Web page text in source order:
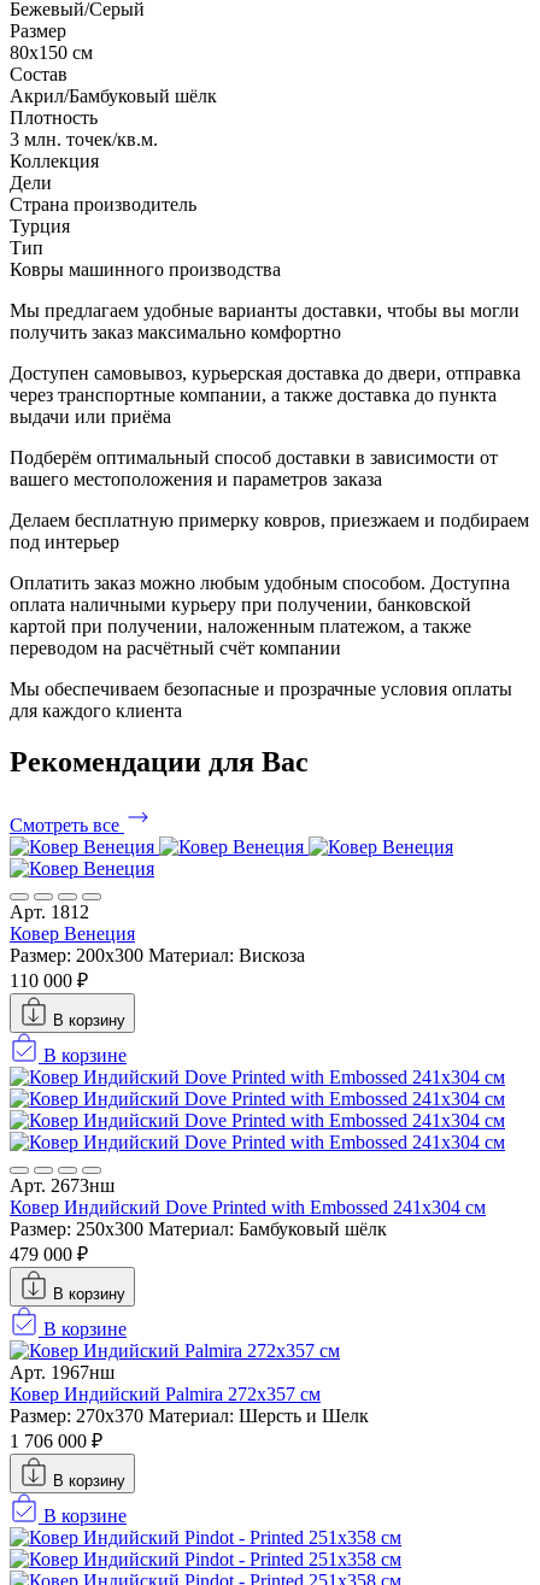
Бежевый/Серый
Размер
80x150 см
Состав
Акрил/Бамбуковый шёлк
Плотность
3 млн. точек/кв.м.
Коллекция
Дели
Страна производитель
Турция
Тип
Ковры машинного производства
Мы предлагаем удобные варианты доставки, чтобы вы могли
получить заказ максимально комфортно
Доступен самовывоз, курьерская доставка до двери, отправка
через транспортные компании, а также доставка до пункта
выдачи или приёма
Подберём оптимальный способ доставки в зависимости от
вашего местоположения и параметров заказа
Делаем бесплатную примерку ковров, приезжаем и подбираем
под интерьер
Оплатить заказ можно любым удобным способом. Доступна
оплата наличными курьеру при получении, банковской
картой при получении, наложенным платежом, а также
переводом на расчётный счёт компании
Мы обеспечиваем безопасные и прозрачные условия оплаты
для каждого клиента
Рекомендации для Вас
Смотреть все
Арт. 1812
Ковер Венеция
Размер: 200x300 Материал: Вискоза
110 000 ₽
В корзину
В корзине
Арт. 2673нш
Ковер Индийский Dove Printed with Embossed 241x304 см
Размер: 250x300 Материал: Бамбуковый шёлк
479 000 ₽
В корзину
В корзине
Арт. 1967нш
Ковер Индийский Palmira 272x357 см
Размер: 270x370 Материал: Шерсть и Шелк
1 706 000 ₽
В корзину
В корзине